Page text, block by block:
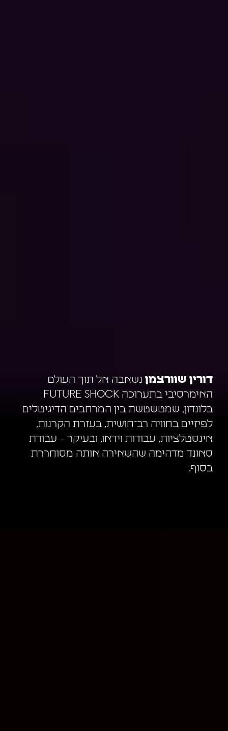
דורין שוורצמן נשאבה אל תוך העולם
האימרסיבי בתערוכה FUTURE SHOCK
בלונדון, שמטשטשת בין המרחבים הדיגיטלים
לפיזיים בחוויה רב־חושית, בעזרת הקרנות,
אינסטלציות, עבודות וידאו, ובעיקר – עבודת
סאונד מדהימה שהשאירה אותה מסוחררת
בסוף.